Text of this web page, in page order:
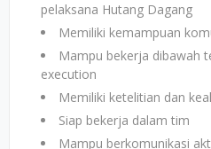
pelaksana Hutang Dagang
Memiliki kemampuan
Mampu bekerja dibawah
execution
Memiliki ketelitian dan
Siap bekerja dalam tim
Mampu berkomunikasi